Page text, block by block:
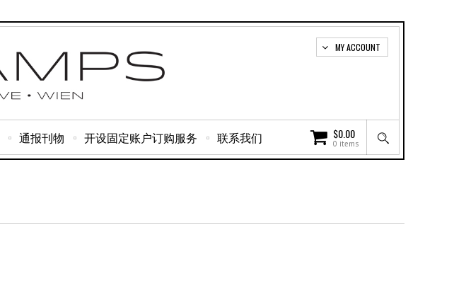
MY ACCOUNT
$0.00
0 items
通报刊物 开设固定账户订购服务 联系我们